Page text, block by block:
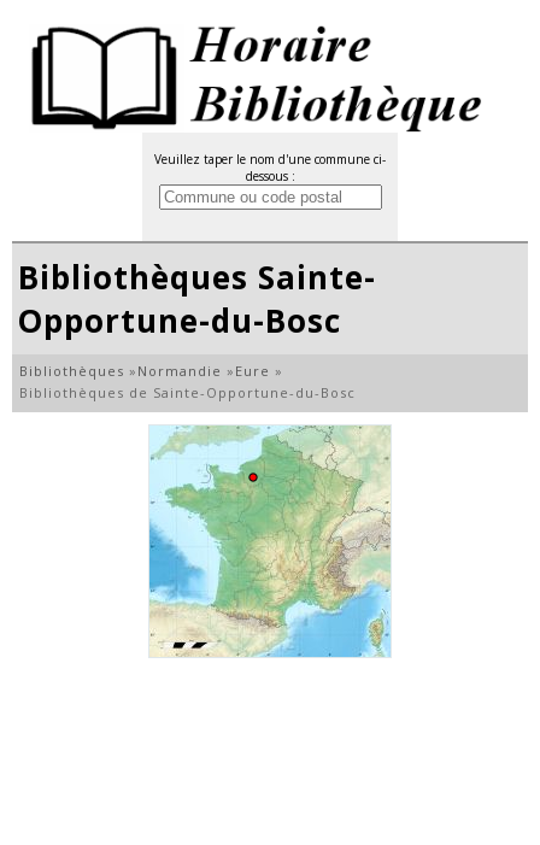
Veuillez taper le nom d'une commune ci-
dessous :
Bibliothèques Sainte-
Opportune-du-Bosc
Bibliothèques » Normandie » Eure »
Bibliothèques de Sainte-Opportune-du-Bosc